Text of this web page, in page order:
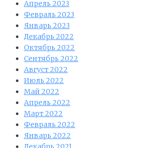
Апрель 2023
Февраль 2023
Январь 2023
Декабрь 2022
Октябрь 2022
Сентябрь 2022
Август 2022
Июль 2022
Май 2022
Апрель 2022
Март 2022
Февраль 2022
Январь 2022